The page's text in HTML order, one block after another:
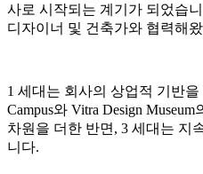
사로 시작되는 계기가 되었습
디자이너 및 건축가와 협력해
1 세대는 회사의 상업적 기반
Campus와 Vitra Design
차원을 더한 반면, 3 세대는 지
니다.